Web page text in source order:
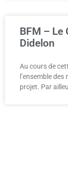
BFM – Le
Didelon
Au cours de
l’ensemble des
projet. Par